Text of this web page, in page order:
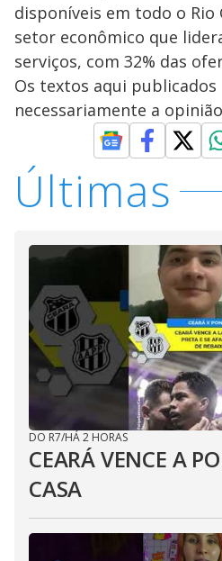
disponíveis em todo o Rio
setor econômico que
serviços, com 32% das
Os textos aqui
necessariamente a
Últimas
DO R7/HÁ 2 HORAS
CEARÁ VENCE A
CASA